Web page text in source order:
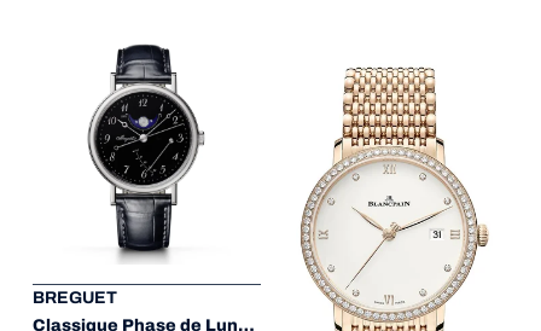
BREGUET
Classique Phase de Lune 7787